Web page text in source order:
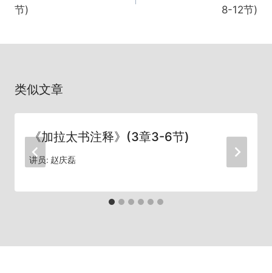
导
节)
8-12节)
类似文章
《加拉太书注释》(3章3-6节)
讲员: 赵庆磊